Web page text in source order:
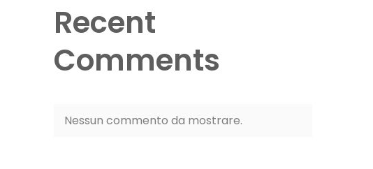
Recent
Comments
Nessun commento da mostrare.